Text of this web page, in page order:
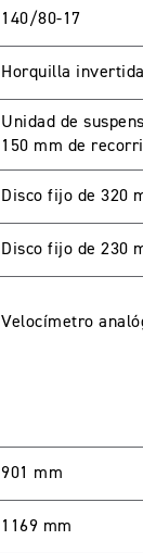
140/80-17
Horquilla
Unidad de
150 mm de
Disco fijo de 320
Disco fijo de 230
Velocímetro
901 mm
1169 mm